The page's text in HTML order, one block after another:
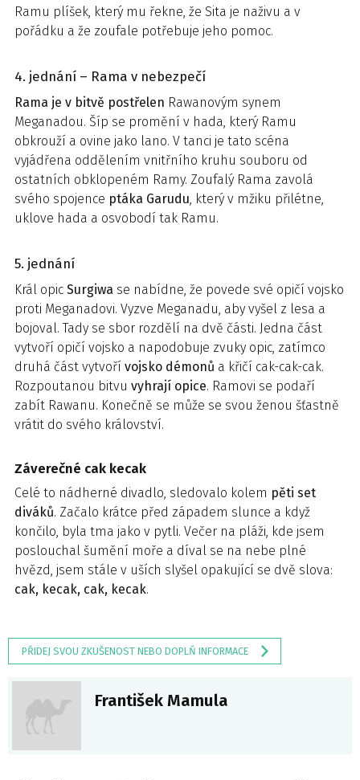
Ramu plíšek, který mu řekne, že Sita je naživu a v
pořádku a že zoufale potřebuje jeho pomoc.
4. jednání – Rama v nebezpečí
Rama je v bitvě postřelen Rawanovým synem
Meganadou. Šíp se promění v hada, který Ramu
obkrouží a ovine jako lano. V tanci je tato scéna
vyjádřena oddělením vnitřního kruhu souboru od
ostatních obklopeném Ramy. Zoufalý Rama zavolá
svého spojence ptáka Garudu, který v mžiku přilétne,
uklove hada a osvobodí tak Ramu.
5. jednání
Král opic Surgiwa se nabídne, že povede své opičí vojsko
proti Meganadovi. Vyzve Meganadu, aby vyšel z lesa a
bojoval. Tady se sbor rozdělí na dvě části. Jedna část
vytvoří opičí vojsko a napodobuje zvuky opic, zatímco
druhá část vytvoří vojsko démonů a křičí cak-cak-cak.
Rozpoutanou bitvu vyhrají opice. Ramovi se podaří
zabít Rawanu. Konečně se může se svou ženou šťastně
vrátit do svého království.
Záverečné cak kecak
Celé to nádherné divadlo, sledovalo kolem pěti set
diváků. Začalo krátce před západem slunce a když
končilo, byla tma jako v pytli. Večer na pláži, kde jsem
poslouchal šumění moře a díval se na nebe plné
hvězd, jsem stále v uších slyšel opakující se dvě slova:
cak, kecak, cak, kecak.
PŘIDEJ SVOU ZKUŠENOST NEBO DOPLŇ INFORMACE
František Mamula